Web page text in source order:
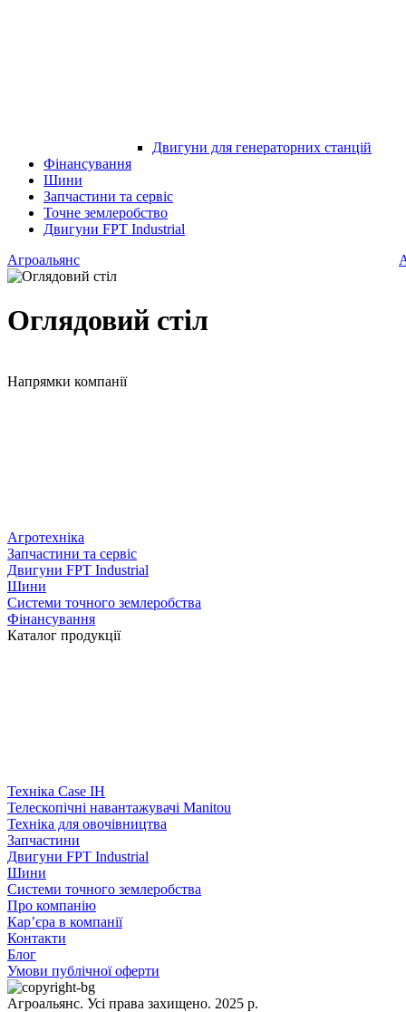
Двигуни для генераторних станцій
Фінансування
Шини
Запчастини та сервіс
Точне землеробство
Двигуни FPT Industrial
Агроальянс
Оглядовий стіл
Напрямки компанії
Агротехніка
Запчастини та сервіс
Двигуни FPT Industrial
Шини
Системи точного землеробства
Фінансування
Каталог продукції
Техніка Case IH
Телескопічні навантажувачі Manitou
Техніка для овочівництва
Запчастини
Двигуни FPT Industrial
Шини
Системи точного землеробства
Про компанію
Кар’єра в компанії
Контакти
Блог
Умови публічної оферти
Агроальянс. Усі права захищено. 2025 р.